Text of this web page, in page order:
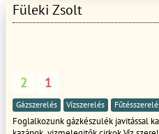
Füleki Zsolt
2 1
Gázszerelés Vízszerelés
Foglalkozunk gázkészulék javitással